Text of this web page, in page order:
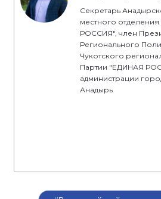
Секретарь
местного
РОССИЯ", член
Регионального
Чукотского
Партии "ЕДИНАЯ
администрации
Анадырь